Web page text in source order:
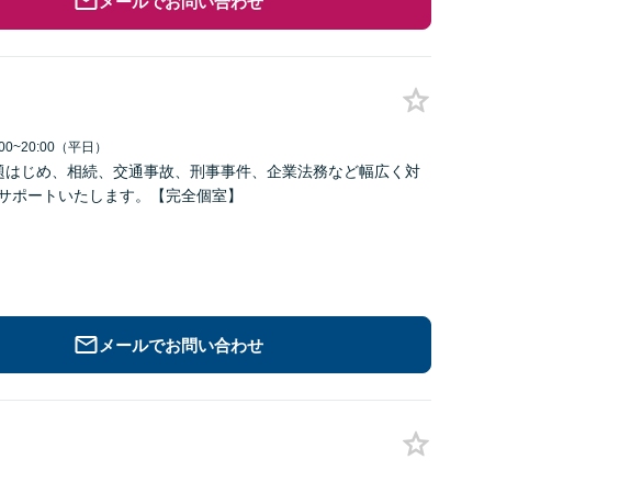
（平日）
じめ、相続、交通事故、刑事事件、企業法務など幅広く対
ートいたします。【完全個室】
メールでお問い合わせ